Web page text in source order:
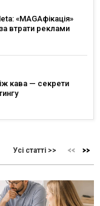
«MAGAфікація»
втрати реклами
кава — секрети
Усі статті >>